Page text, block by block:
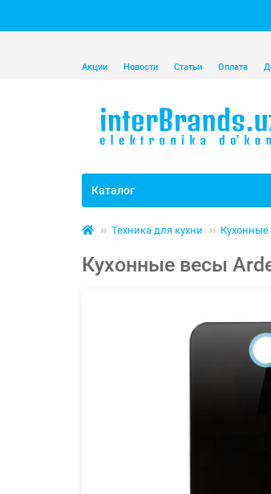
Акции Новости Статьи Оплата
Каталог
Техника для кухни Кухонные
Кухонные весы